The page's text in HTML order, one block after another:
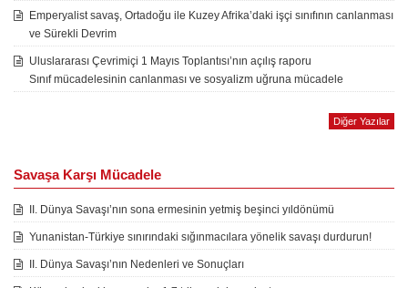
Emperyalist savaş, Ortadoğu ile Kuzey Afrika’daki işçi sınıfının canlanması
ve Sürekli Devrim
Uluslararası Çevrimiçi 1 Mayıs Toplantısı’nın açılış raporu
Sınıf mücadelesinin canlanması ve sosyalizm uğruna mücadele
Diğer Yazılar
Savaşa Karşı Mücadele
II. Dünya Savaşı’nın sona ermesinin yetmiş beşinci yıldönümü
Yunanistan-Türkiye sınırındaki sığınmacılara yönelik savaşı durdurun!
II. Dünya Savaşı’nın Nedenleri ve Sonuçları